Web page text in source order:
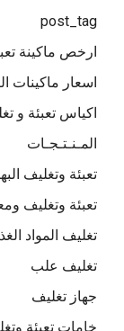
post_tag
ارخص ماكينة
اسعار ماكينات
اكياس تعبئة و
المـنـتـجـات
تعبئة وتغليف
تعبئة وتغليف
تغليف المواد
تغليف علب
جهاز تغليف
خامات تعبئة